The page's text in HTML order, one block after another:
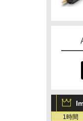
1時間